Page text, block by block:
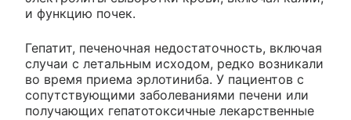
и функцию почек.
Гепатит, печеночная недостаточность, включая
случаи с летальным исходом, редко возникали
во время приема эрлотиниба. У пациентов с
сопутствующими заболеваниями печени или
получающих гепатотоксичные лекарственные